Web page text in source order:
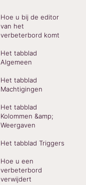
Hoe u bij de editor
van het
verbeterbord komt
Het tabblad
Algemeen
Het tabblad
Machtigingen
Het tabblad
Kolommen &amp;
Weergaven
Het tabblad Triggers
Hoe u een
verbeterbord
verwijdert